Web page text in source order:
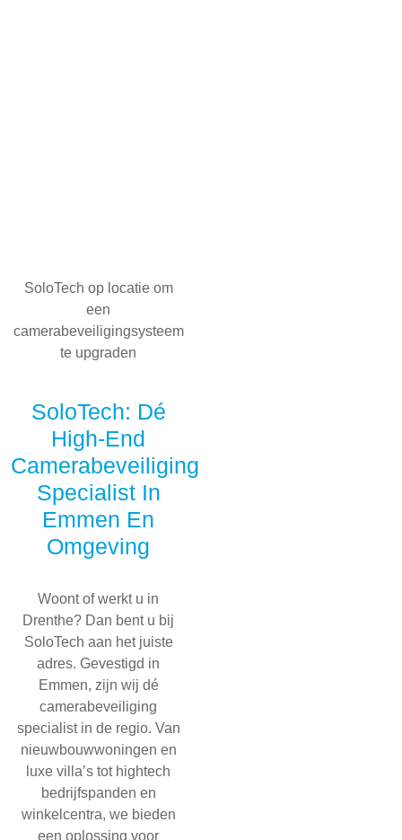
SoloTech op locatie om
een
camerabeveiligingsysteem
te upgraden
SoloTech: Dé
High-End
Camerabeveiliging
Specialist In
Emmen En
Omgeving
Woont of werkt u in
Drenthe? Dan bent u bij
SoloTech aan het juiste
adres. Gevestigd in
Emmen, zijn wij dé
camerabeveiliging
specialist in de regio. Van
nieuwbouwwoningen en
luxe villa’s tot hightech
bedrijfspanden en
winkelcentra, we bieden
een oplossing voor